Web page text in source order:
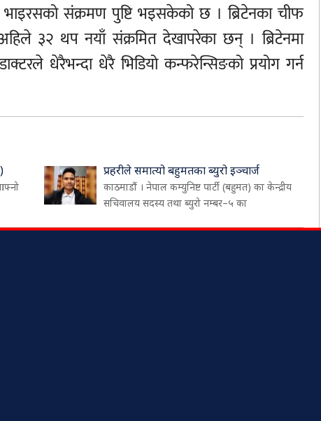
भाइरसको संक्रमण पुष्टि भइसकेको छ । ब्रिटेनका चीफ
३२ थप नयाँ संक्रमित देखापरेका छन् । ब्रिटेनमा
धेरैभन्दा धेरै भिडियो कन्फरेन्सिङको प्रयोग गर्न
प्रहरीले समात्यो बहुमतका ब्युरो इञ्चार्ज
काठमाडौं । नेपाल कम्युनिष्ट पार्टी (बहुमत) का केन्द्रीय
सचिवालय सदस्य तथा ब्युरो नम्बर–५ का